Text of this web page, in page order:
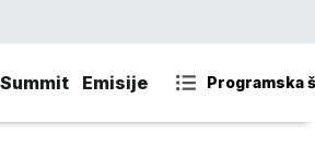
Emisije Programska